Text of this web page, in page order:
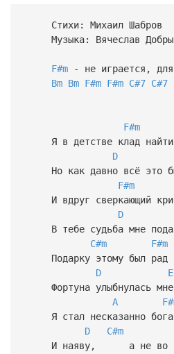
Стихи: Михаил Шабров
Музыка: Вячеслав
F#m- не играется, для
Bm Bm F#m F#m C#7 C#7
F#m
Я в детстве клад найти
D
Но как давно всё это
F#m
И вдруг сверкающий
D
В тебе судьба мне
C#m
F#m
Подарку этому был рад
D
E
Фортуна улыбнулась мне
A
Я стал несказанно
D
C#m
И наяву, а не во